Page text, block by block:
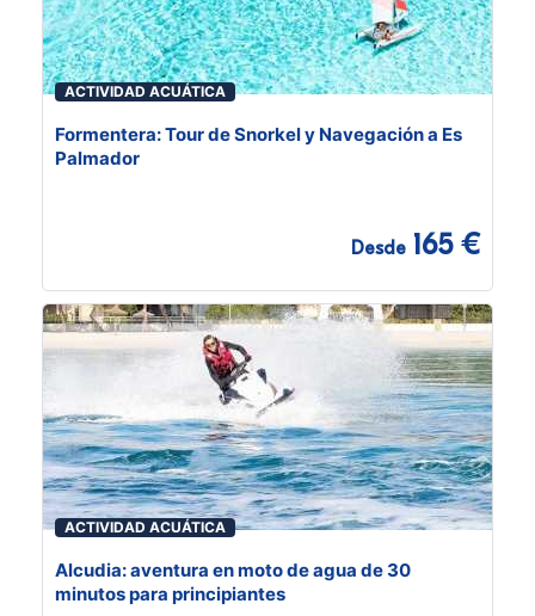
ACTIVIDAD ACUÁTICA
Formentera: Tour de Snorkel y Navegación a Es
Palmador
Desde 165 €
ACTIVIDAD ACUÁTICA
Alcudia: aventura en moto de agua de 30
minutos para principiantes